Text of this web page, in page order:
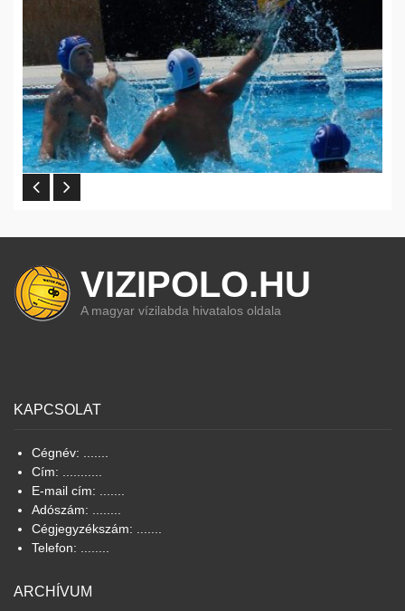
VIZIPOLO.HU
A magyar vízilabda hivatalos oldala
KAPCSOLAT
Cégnév: .......
Cím: ...........
E-mail cím: .......
Adószám: ........
Cégjegyzékszám: .......
Telefon: ........
ARCHÍVUM